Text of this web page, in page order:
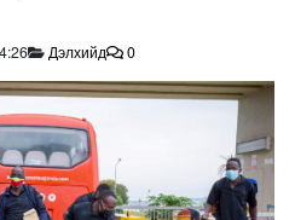
Дэлхийд 0